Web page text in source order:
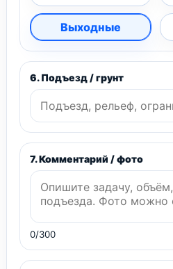
Выходные
6. Подъезд / грунт
7. Комментарий / фото
0/300